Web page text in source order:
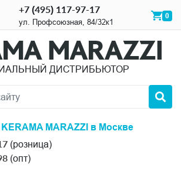
+7 (495) 117-97-17
ул. Профсоюзная, 84/32к1
0
ДИСТРИБЬЮТОР
MARAZZI в Москве
(розница)
(опт)